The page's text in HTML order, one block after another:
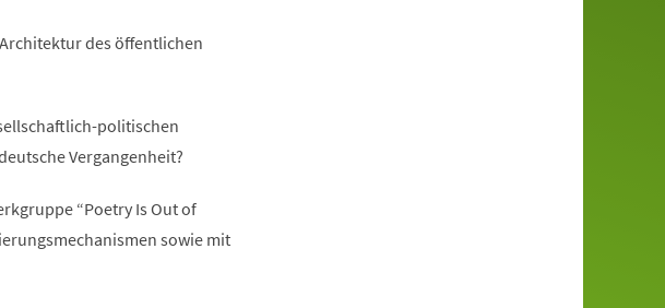
des öffentlichen
politischen
Vergangenheit?
“Poetry Is Out of
sowie mit